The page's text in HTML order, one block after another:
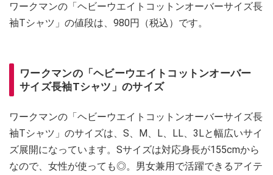
ワークマンの「ヘビーウエイトコットンオーバーサイズ長
袖Tシャツ」の値段は、980円（税込）です。
ワークマンの「ヘビーウエイトコットンオーバー
サイズ長袖Tシャツ」のサイズ
ワークマンの「ヘビーウエイトコットンオーバーサイズ長
袖Tシャツ」のサイズは、S、M、L、LL、3Lと幅広いサイ
ズ展開になっています。Sサイズは対応身長が155cmから
なので、女性が使っても◎。男女兼用で活躍できるアイテ